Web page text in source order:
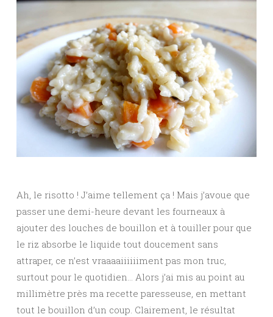
Ah, le risotto ! J’aime tellement ça ! Mais j’avoue que
passer une demi-heure devant les fourneaux à
ajouter des louches de bouillon et à touiller pour que
le riz absorbe le liquide tout doucement sans
attraper, ce n’est vraaaaiiiiiiment pas mon truc,
surtout pour le quotidien… Alors j’ai mis au point au
millimètre près ma recette paresseuse, en mettant
tout le bouillon d’un coup. Clairement, le résultat